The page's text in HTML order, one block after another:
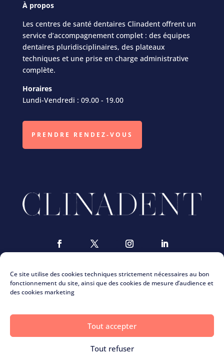
Ce site utilise des cookies techniques strictement nécessaires au bon
fonctionnement du site, ainsi que des cookies de mesure d’audience et
des cookies marketing
Tout accepter
Tout refuser
Àpropos
Les centres de santé dentaires Clinadent offrent un
service d’accompagnement complet : des équipes
dentaires pluridisciplinaires, des plateaux
techniques et une prise en charge administrative
complète.
Horaires
Lundi-Vendredi : 09.00 - 19.00
PRENDRE RENDEZ-VOUS
Nous contacter
Recrutement Clinadent